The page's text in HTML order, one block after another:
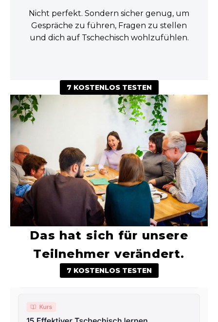
Nicht perfekt. Sondern sicher genug, um
Gespräche zu führen, Fragen zu stellen
und dich auf Tschechisch wohlzufühlen.
7 KOSTENLOS TESTEN
Das hat sich für unsere
Teilnehmer verändert.
7 KOSTENLOS TESTEN